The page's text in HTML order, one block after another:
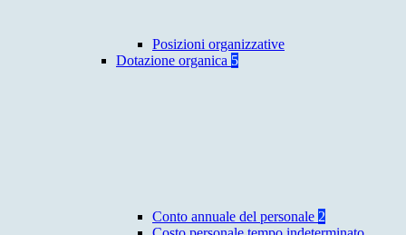
Posizioni organizzative
Dotazione organica 5
Conto annuale del personale 2